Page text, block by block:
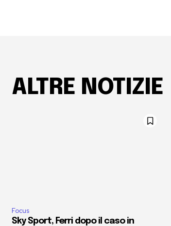
ALTRE NOTIZIE
Focus
Sky Sport, Ferri dopo il caso in